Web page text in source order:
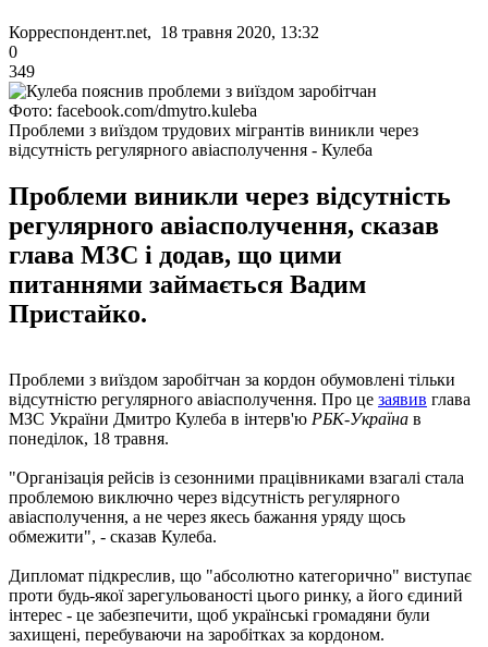
Корреспондент.net, 18 травня 2020, 13:32
0
349
Фото: facebook.com/dmytro.kuleba
Проблеми з виїздом трудових мігрантів виникли через
відсутність регулярного авіасполучення - Кулеба
Проблеми виникли через відсутність
регулярного авіасполучення, сказав
глава МЗС і додав, що цими
питаннями займається Вадим
Пристайко.
Проблеми з виїздом заробітчан за кордон обумовлені тільки
відсутністю регулярного авіасполучення. Про це заявив глава
МЗС України Дмитро Кулеба в інтерв'ю РБК-Україна в
понеділок, 18 травня.
"Організація рейсів із сезонними працівниками взагалі стала
проблемою виключно через відсутність регулярного
авіасполучення, а не через якесь бажання уряду щось
обмежити", - сказав Кулеба.
Дипломат підкреслив, що "абсолютно категорично" виступає
проти будь-якої зарегульованості цього ринку, а його єдиний
інтерес - це забезпечити, щоб українські громадяни були
захищені, перебуваючи на заробітках за кордоном.